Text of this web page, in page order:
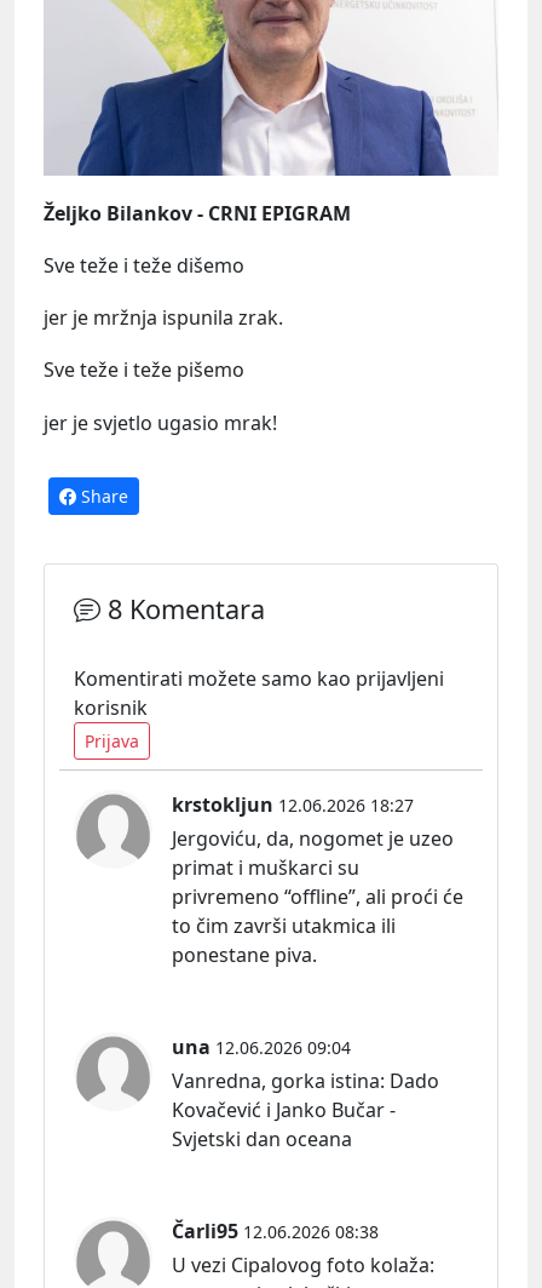
Željko Bilankov - CRNI EPIGRAM
Sve teže i teže dišemo
jer je mržnja ispunila zrak.
Sve teže i teže pišemo
jer je svjetlo ugasio mrak!
Share
8 Komentara
Komentirati možete samo kao prijavljeni
korisnik
Prijava
krstokljun 12.06.2026 18:27
Jergoviću, da, nogomet je uzeo
primat i muškarci su
privremeno “offline”, ali proći će
to čim završi utakmica ili
ponestane piva.
una 12.06.2026 09:04
Vanredna, gorka istina: Dado
Kovačević i Janko Bučar -
Svjetski dan oceana
Čarli95 12.06.2026 08:38
U vezi Cipalovog foto kolaža: